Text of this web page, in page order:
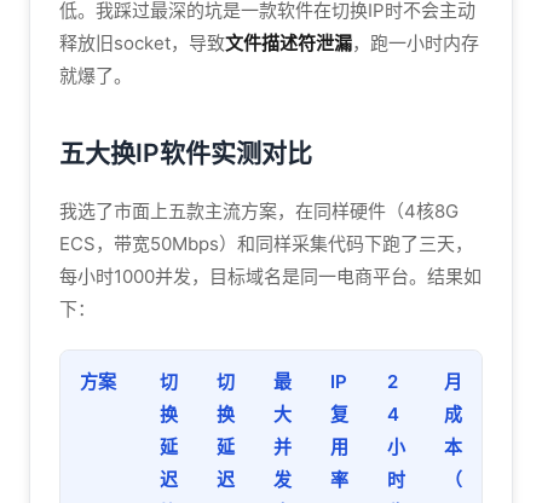
低。我踩过最深的坑是一款软件在切换IP时不会主动
释放旧socket，导致文件描述符泄漏，跑一小时内存
就爆了。
五大换IP软件实测对比
我选了市面上五款主流方案，在同样硬件（4核8G
ECS，带宽50Mbps）和同样采集代码下跑了三天，
每小时1000并发，目标域名是同一电商平台。结果如
下：
方案
切
换
延
迟
切
换
延
迟
最
大
并
发
IP
复
用
率
2
4
小
时
月
成
本
（